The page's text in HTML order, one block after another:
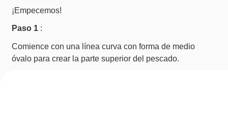
¡Empecemos!
Paso 1 :
Comience con una línea curva con forma de medio
óvalo para crear la parte superior del pescado.